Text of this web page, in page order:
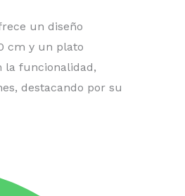
un diseño
cm y un plato
la funcionalidad,
destacando por su